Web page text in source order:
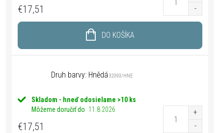
€17,51
DO KOŠÍKA
Druh barvy: Hnědá 32093/HNE
Skladom - hneď odosielame >10 ks
Môžeme doručiť do 11.8.2026
€17,51